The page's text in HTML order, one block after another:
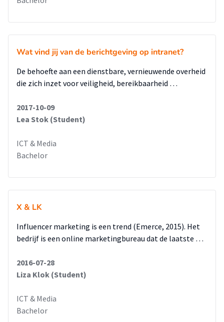
grotendeels met elkaar overeen. De meest gehanteerde
van sportactiviteiten zijn. De website voor sport en welzijn
worden foto‟s en ervaringen gedeeld op de Facebook pagina.
In dit onderzoek zijn drie hypotheses getoetst. De eerste
onderzoek blijkt dat de doelgroep alleen de centrale route
kiest als het doel bekend is. De tweede hypothese is ook
doorzettingsvermogen te hebben, voorspelbaar gedrag en
een weerstand tegen overtuiging van het
Advies
Uit het onderzoek heeft de onderzoekster een advies voor de
gemeente Leidschendam-Voorburg opgesteld. De
onderzoekster adviseert de inwoners te informeren over de
bijvoorbeeld via een folder verspreid worden. De gemeente is
ook geadviseerd om een Facebook pagina aan te maken, die
gekoppeld is aan de website voor sport en welzijn. Het advies
luidt ook dat de gemeente Leidschendam-Voorburg
Wat vind jij van de berichtgeving op intranet?
De behoefte aan een dienstbare, vernieuwende overheid
die zich inzet voor veiligheid, bereikbaarheid …
2017-10-09
Lea Stok (Student)
ICT & Media
Bachelor
X & LK
Influencer marketing is een trend (Emerce, 2015). Het
bedrijf is een online marketingbureau dat de laatste …
2016-07-28
Liza Klok (Student)
ICT & Media
Bachelor